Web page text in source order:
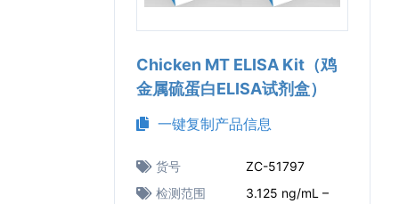
Chicken MT ELISA Kit（鸡
金属硫蛋白ELISA试剂盒）
一键复制产品信息
货号
ZC-51797
检测范围
3.125 ng/mL –